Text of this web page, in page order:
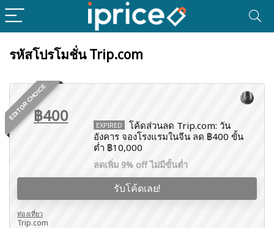
รหัสโปรโมชั่น Trip.com
EDITOR CHOICE฿400 EXPIRED
โค้ดส่วนลด Trip.com: วัน
อังคาร จองโรงแรมในจีน ลด ฿400 ขั้น
ต่ำ ฿10,000
ลดเพิ่ม 9% off ไม่มีขั้นต่ำ
รับโค้ดเลย!
ท่องเที่ยว
Trip.com